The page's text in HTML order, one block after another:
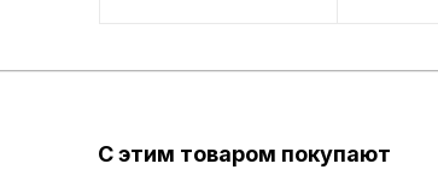
С этим товаром покупают